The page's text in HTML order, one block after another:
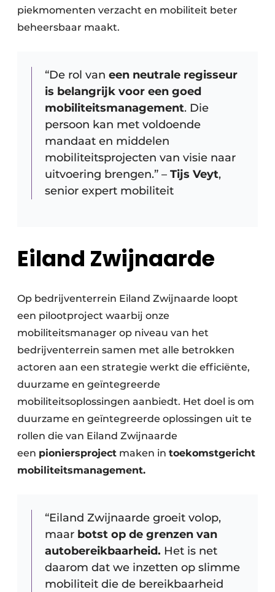
piekmomenten verzacht en mobiliteit beter
beheersbaar maakt.
“De rol van een neutrale regisseur
is belangrijk voor een goed
mobiliteitsmanagement. Die
persoon kan met voldoende
mandaat en middelen
mobiliteitsprojecten van visie naar
uitvoering brengen.” – Tijs Veyt,
senior expert mobiliteit
Eiland Zwijnaarde
Op bedrijventerrein Eiland Zwijnaarde loopt
een pilootproject waarbij onze
mobiliteitsmanager op niveau van het
bedrijventerrein samen met alle betrokken
actoren aan een strategie werkt die efficiënte,
duurzame en geïntegreerde
mobiliteitsoplossingen aanbiedt. Het doel is om
duurzame en geïntegreerde oplossingen uit te
rollen die van Eiland Zwijnaarde
een pioniersproject maken in toekomstgericht
mobiliteitsmanagement.
“Eiland Zwijnaarde groeit volop,
maar botst op de grenzen van
autobereikbaarheid. Het is net
daarom dat we inzetten op slimme
mobiliteit die de bereikbaarheid